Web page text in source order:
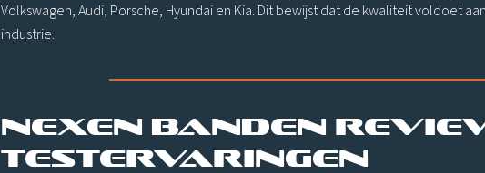
Volkswagen, Audi, Porsche, Hyundai en Kia. Dit bewijst dat de kwaliteit voldoet
industrie.
Nexen banden
testervaringen